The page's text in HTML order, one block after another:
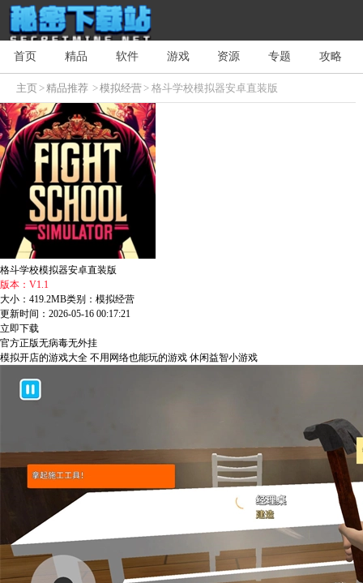
首页 精品 软件 游戏 资源 专题 攻略
主页>精品推荐 >模拟经营> 格斗学校模拟器安卓直装版
格斗学校模拟器安卓直装版
版本：V1.1
大小：419.2MB类别：模拟经营
更新时间：2026-05-16 00:17:21
立即下载
官方正版无病毒无外挂
模拟开店的游戏大全 不用网络也能玩的游戏 休闲益智小游戏